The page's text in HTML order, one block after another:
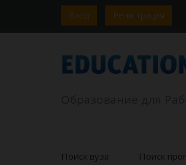
Вход Регистрация
Поиск вуза Поиск